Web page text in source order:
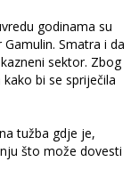
godinama su
Smatra i da
sektor. Zbog
bi se spriječila
tužba gdje je,
što može dovesti